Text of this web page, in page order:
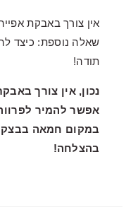
אין צורך באבקת
שאלה נוספת: כיצד
תודה!
נכון, אין צורך
אפשר להמיר
במקום חמאה בבצק
בהצלחה!